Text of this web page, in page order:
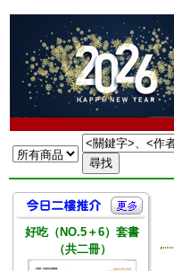
好吃（NO.5＋6）套書
（共二冊）